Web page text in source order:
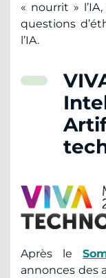
« nourrit »
questions
l’IA.
Après le
annonces des